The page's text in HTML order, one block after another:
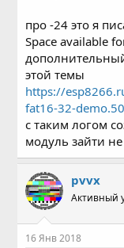
про -24 это я
Space available
этой темы
https://
fat16-32-
c таким логом
модуль зайти не
pvvx
Активный
16 Янв 2018